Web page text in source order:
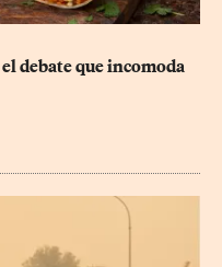
debate que incomoda